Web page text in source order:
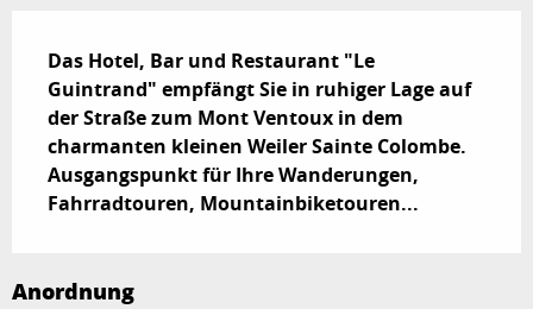
Das Hotel, Bar und Restaurant "Le
Guintrand" empfängt Sie in ruhiger Lage auf
der Straße zum Mont Ventoux in dem
charmanten kleinen Weiler Sainte Colombe.
Ausgangspunkt für Ihre Wanderungen,
Fahrradtouren, Mountainbiketouren...
Anordnung